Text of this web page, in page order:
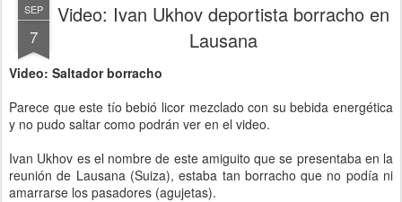
SEP
7
Video: Ivan Ukhov deportista borracho en
Lausana
Video: Saltador borracho
Parece que este tío bebió licor mezclado con su bebida energética
y no pudo saltar como podrán ver en el video.
Ivan Ukhov es el nombre de este amiguito que se presentaba en la
reunión de Lausana (Suiza), estaba tan borracho que no podía ni
amarrarse los pasadores (agujetas).